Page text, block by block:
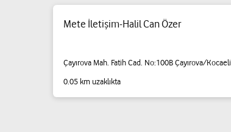
Mete İletişim-Halil Can Özer
Çayırova Mah. Fatih Cad. No:100B Çayırova/Kocaeli
0.05 km uzaklıkta